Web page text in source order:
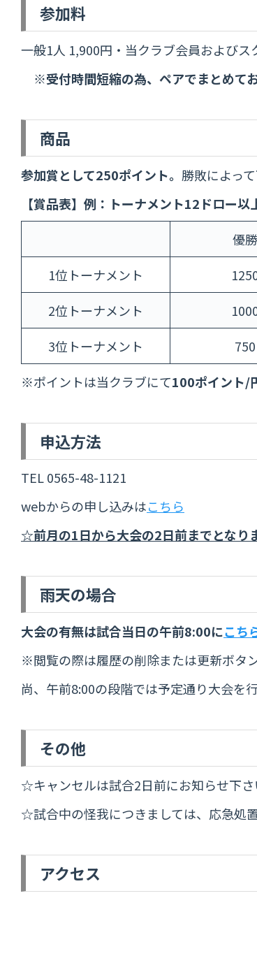
参加料
一般1人 1,900円・当クラブ会員およびス
※受付時間短縮の為、ペアでまとめて
商品
参加賞として250ポイント。 勝敗によっ
【賞品表】例：トーナメント12ドロー
優勝
1位トーナメント
2位トーナメント
3位トーナメント
750
※ポイントは当クラブにて100ポイント/
申込方法
TEL 0565-48-1121
webからの申し込みはこちら
☆前月の1日から大会の2日前までとなりま
雨天の場合
大会の有無は試合当日の午前8:00にこち
※閲覧の際は履歴の削除または更新ボタ
尚、午前8:00の段階では予定通り大会を
その他
☆キャンセルは試合2日前にお知らせ下さ
☆試合中の怪我につきましては、応急処
アクセス